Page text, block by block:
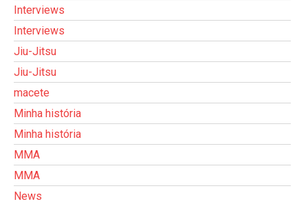
Interviews
Interviews
Jiu-Jitsu
Jiu-Jitsu
macete
Minha história
Minha história
MMA
MMA
News